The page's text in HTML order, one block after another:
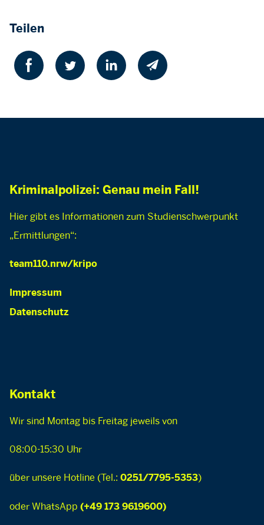
Teilen
Kriminalpolizei: Genau mein Fall!
Hier gibt es Informationen zum Studienschwerpunkt
„Ermittlungen“:
team110.nrw/kripo
Impressum
Datenschutz
Kontakt
Wir sind Montag bis Freitag jeweils von
08:00-15:30 Uhr
über unsere Hotline (Tel.: 0251/7795-5353)
oder WhatsApp (+49 173 9619600)